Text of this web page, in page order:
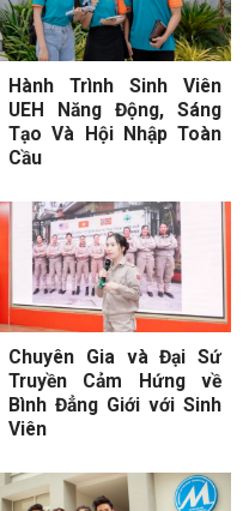
Hành Trình Sinh Viên
UEH Năng Động, Sáng
Tạo Và Hội Nhập Toàn
Cầu
Chuyên Gia và Đại Sứ
Truyền Cảm Hứng về
Bình Đẳng Giới với Sinh
Viên